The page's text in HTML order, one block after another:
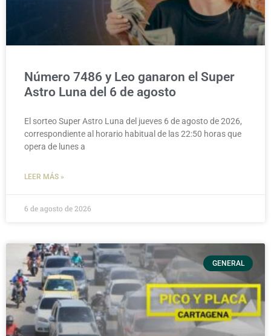
Número 7486 y Leo ganaron el Super
Astro Luna del 6 de agosto
El sorteo Super Astro Luna del jueves 6 de agosto de 2026,
correspondiente al horario habitual de las 22:50 horas que
opera de lunes a
LEER MÁS »
6 de agosto de 2026
GENERAL